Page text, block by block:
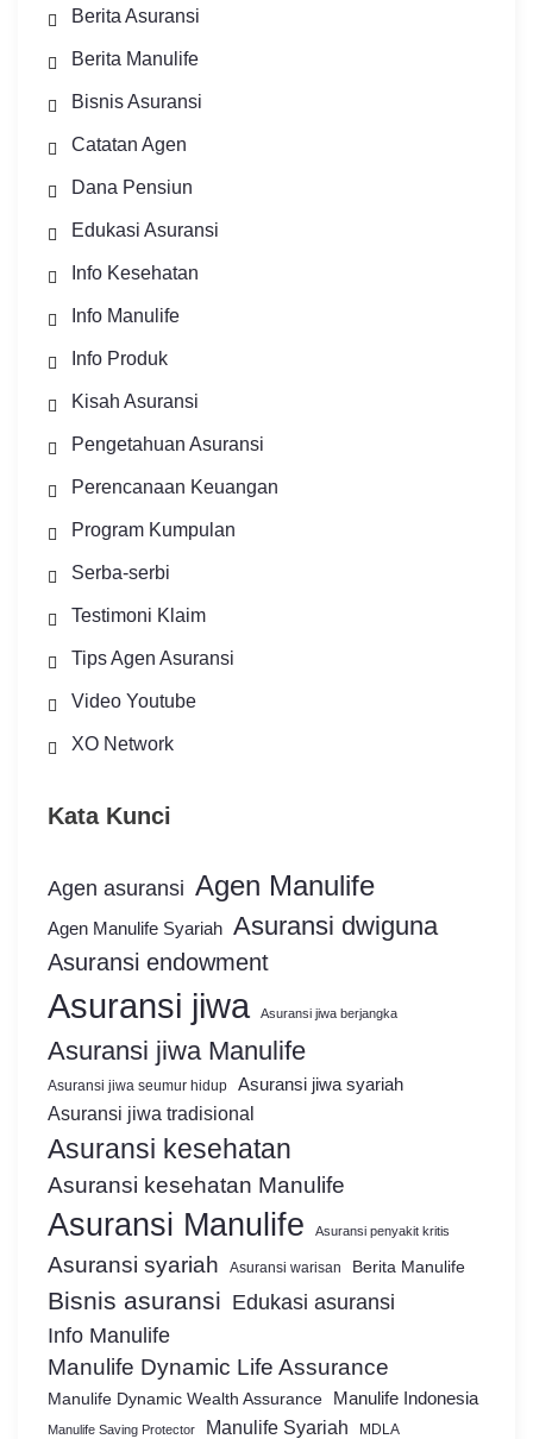
Berita Asuransi
Berita Manulife
Bisnis Asuransi
Catatan Agen
Dana Pensiun
Edukasi Asuransi
Info Kesehatan
Info Manulife
Info Produk
Kisah Asuransi
Pengetahuan Asuransi
Perencanaan Keuangan
Program Kumpulan
Serba-serbi
Testimoni Klaim
Tips Agen Asuransi
Video Youtube
XO Network
Kata Kunci
Agen asuransi Agen Manulife
Agen Manulife Syariah Asuransi dwiguna
Asuransi endowment
Asuransi jiwa Asuransi jiwa berjangka
Asuransi jiwa Manulife
Asuransi jiwa seumur hidup Asuransi jiwa syariah
Asuransi jiwa tradisional
Asuransi kesehatan
Asuransi kesehatan Manulife
Asuransi Manulife Asuransi penyakit kritis
Asuransi syariah Asuransi warisan Berita Manulife
Bisnis asuransi Edukasi asuransi
Info Manulife
Manulife Dynamic Life Assurance
Manulife Dynamic Wealth Assurance Manulife Indonesia
Manulife Saving Protector Manulife Syariah MDLA